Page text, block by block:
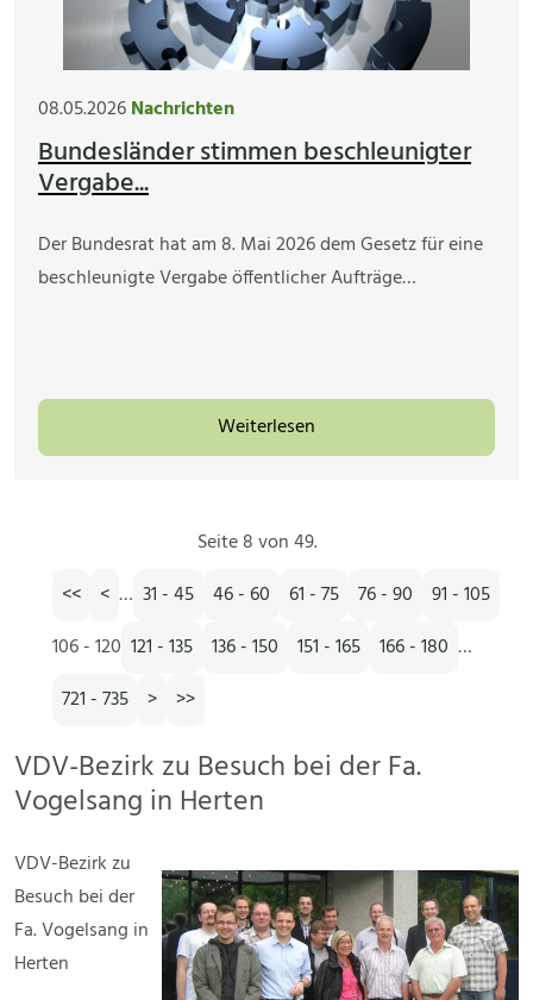
08.05.2026Nachrichten
Bundesländer stimmen beschleunigter
Vergabe...
Der Bundesrat hat am 8. Mai 2026 dem Gesetz für eine
beschleunigte Vergabe öffentlicher Aufträge…
Weiterlesen
Seite 8 von 49.
<<
< … 31 - 45 46 - 60 61 - 75 76 - 90
91 - 105
106 - 120 121 - 135 136 - 150 151 - 165 166 - 180 …
721 - 735
> >>
VDV-Bezirk zu Besuch bei der Fa.
Vogelsang in Herten
VDV-Bezirk zu
Besuch bei der
Fa. Vogelsang in
Herten